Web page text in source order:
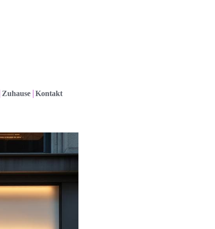
Zuhause Kontakt